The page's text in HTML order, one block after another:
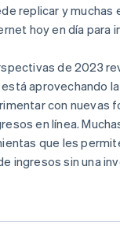
replicar y muchas
hoy en día para
de 2023
aprovechando
con nuevas
en línea.
que les
ingresos sin una